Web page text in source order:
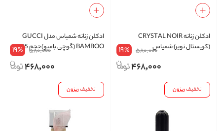
ادکلن زنانه CRYSTAL NOIR
(کریستال نویر) شمیاس580,000
19%
468,000
ادکلن زنانه شمیاس مدل GUCCI
BAMBOO (گوچی بامبو)حجم 35580,000
19%
468,000
تخفیفریزون تخفیفریزون